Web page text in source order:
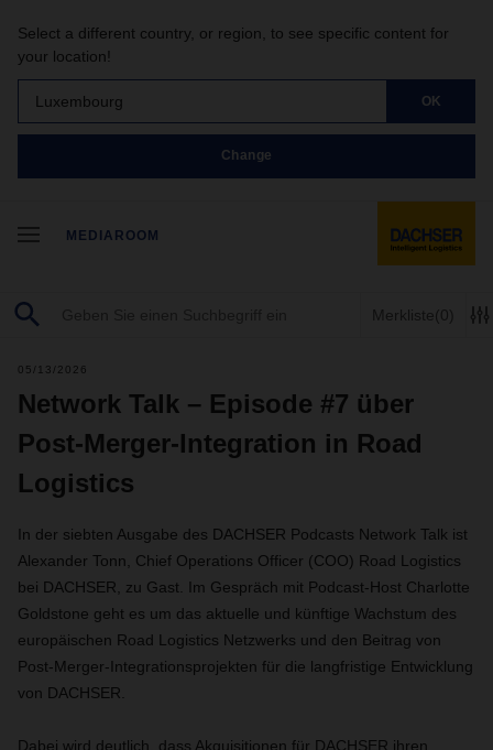
Select a different country, or region, to see specific content for
your location!
Luxembourg OK
Change
MEDIAROOM
Merkliste(0)
05/13/2026
Network Talk – Episode #7 über
Post-Merger-Integration in Road
Logistics
In der siebten Ausgabe des DACHSER Podcasts Network Talk ist
Alexander Tonn, Chief Operations Officer (COO) Road Logistics
bei DACHSER, zu Gast. Im Gespräch mit Podcast-Host Charlotte
Goldstone geht es um das aktuelle und künftige Wachstum des
europäischen Road Logistics Netzwerks und den Beitrag von
Post-Merger-Integrationsprojekten für die langfristige Entwicklung
von DACHSER.
Dabei wird deutlich, dass Akquisitionen für DACHSER ihren